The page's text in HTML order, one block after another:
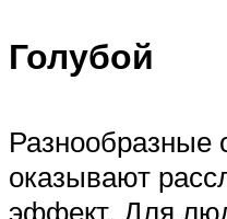
Голубой
Разнообразные
оказывают
эффект. Для